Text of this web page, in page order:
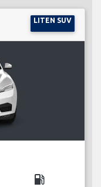
LITEN SUV
local_gas_station